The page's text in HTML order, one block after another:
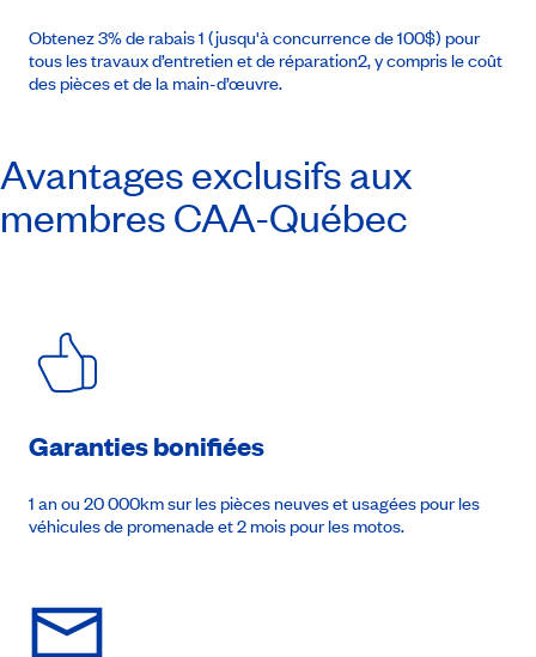
Obtenez 3% de rabais 1 (jusqu'à concurrence de 100$) pour
tous les travaux d’entretien et de réparation2, y compris le coût
des pièces et de la main-d’œuvre.
Avantages exclusifs aux
membresCAA-Québec
Garanties bonifiées
1 an ou 20 000km sur les pièces neuves et usagées pour les
véhicules de promenade et 2 mois pour les motos.